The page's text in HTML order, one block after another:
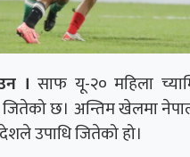
। साफ यू-२० महिला
छ। अन्तिम खेलमा
उपाधि जितेको हो।